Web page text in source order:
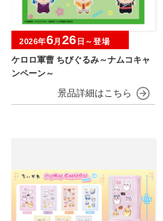
ケロロ軍曹 ちびぐるみ～ナムコキャ
ンペーン～
2026年6月 26 日～登場